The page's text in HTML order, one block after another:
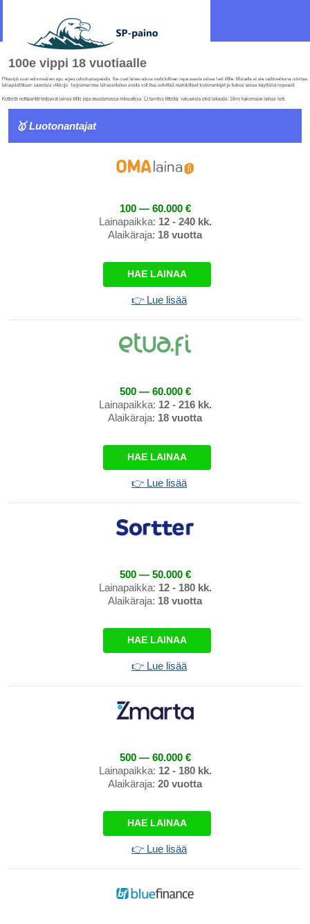
100e vippi 18 vuotiaalle
🥇 Luotonantajat
100 — 60.000 €
Lainapaikka: 12 - 240 kk.
Alaikäraja: 18 vuotta
HAE LAINAA
👉 Lue lisää
500 — 60.000 €
Lainapaikka: 12 - 216 kk.
Alaikäraja: 18 vuotta
HAE LAINAA
👉 Lue lisää
500 — 50.000 €
Lainapaikka: 12 - 180 kk.
Alaikäraja: 18 vuotta
HAE LAINAA
👉 Lue lisää
500 — 60.000 €
Lainapaikka: 12 - 180 kk.
Alaikäraja: 20 vuotta
HAE LAINAA
👉 Lue lisää